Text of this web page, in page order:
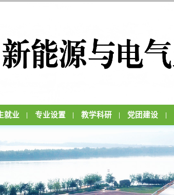
就业 专业设置 教学科研 党团建设